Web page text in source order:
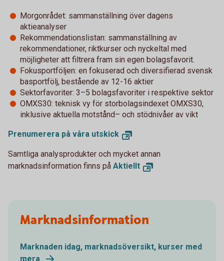
Morgonrådet: sammanställning över dagens
aktieanalyser
Rekommendationslistan: sammanställning av
rekommendationer, riktkurser och nyckeltal med
möjligheter att filtrera fram sin egen bolagsfavorit.
Fokusportföljen: en fokuserad och diversifierad svensk
basportfölj, bestående av 12-16 aktier
Sektorfavoriter: 3–5 bolagsfavoriter i respektive sektor
OMXS30: teknisk vy för storbolagsindexet OMXS30,
inklusive aktuella motstånd– och stödnivåer av vikt
Prenumerera på våra utskick
Samtliga analysprodukter och mycket annan
marknadsinformation finns på Aktiellt
Marknadsinformation
Marknaden idag, marknadsöversikt, kurser med
mera